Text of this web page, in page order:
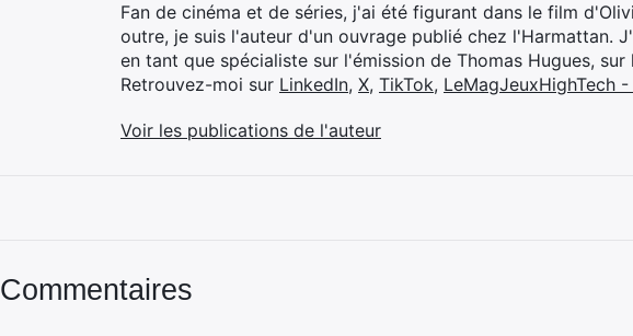
Fan de cinéma et de séries, j'ai été figurant dans le film
outre, je suis l'auteur d'un ouvrage publié chez l'Harmattan.
en tant que spécialiste sur l'émission de Thomas Hugues, sur
Retrouvez-moi sur LinkedIn, X, TikTok, LeMagJeuxHighTech -
Voir les publications de l'auteur
Commentaires